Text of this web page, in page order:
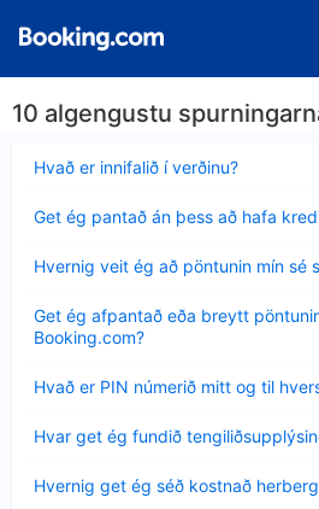
10 algengustu
Hvað er innifalið í verðinu?
sýnt
Get ég pantað án þess að hafa
sýnt
Hvernig veit ég að pöntunin mín sé
sýnt
Get ég afpantað eða breytt
Booking.com?
sýnt
Hvað er PIN númerið mitt og til
sýnt
Hvar get ég fundið
sýnt
Hvernig get ég séð kostnað
sýnt